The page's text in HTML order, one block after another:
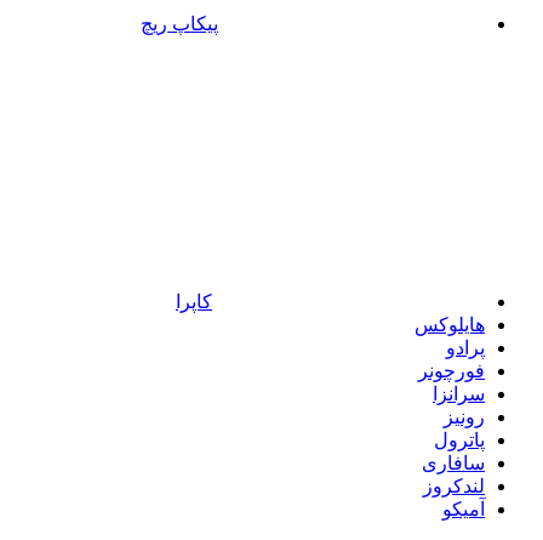
پیکاپ ریچ
کاپرا
هایلوکس
پرادو
فورچونر
سرانزا
رونیز
پاترول
سافاری
لندکروز
آمیکو